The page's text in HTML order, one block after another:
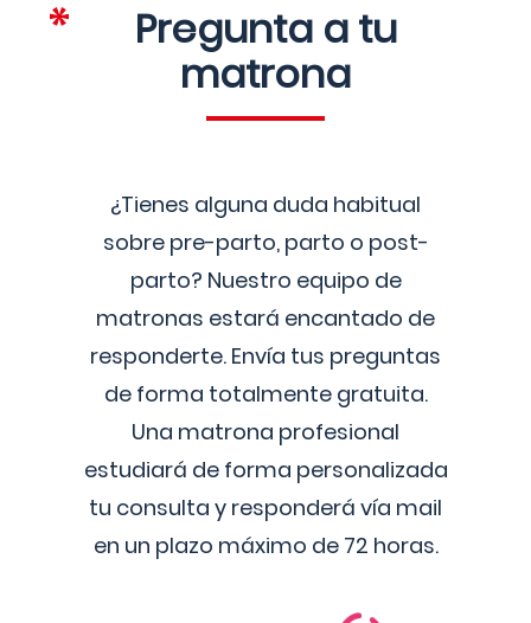
Pregunta a tu
matrona
¿Tienes alguna duda habitual
sobre pre-parto, parto o post-
parto? Nuestro equipo de
matronas estará encantado de
responderte. Envía tus preguntas
de forma totalmente gratuita.
Una matrona profesional
estudiará de forma personalizada
tu consulta y responderá vía mail
en un plazo máximo de 72 horas.